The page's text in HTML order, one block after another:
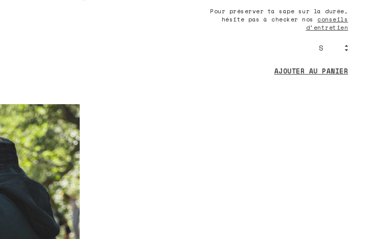
Pour préserver ta sape sur la durée,
hésite pas à checker nos conseils
d’entretien
AJOUTER AU PANIER